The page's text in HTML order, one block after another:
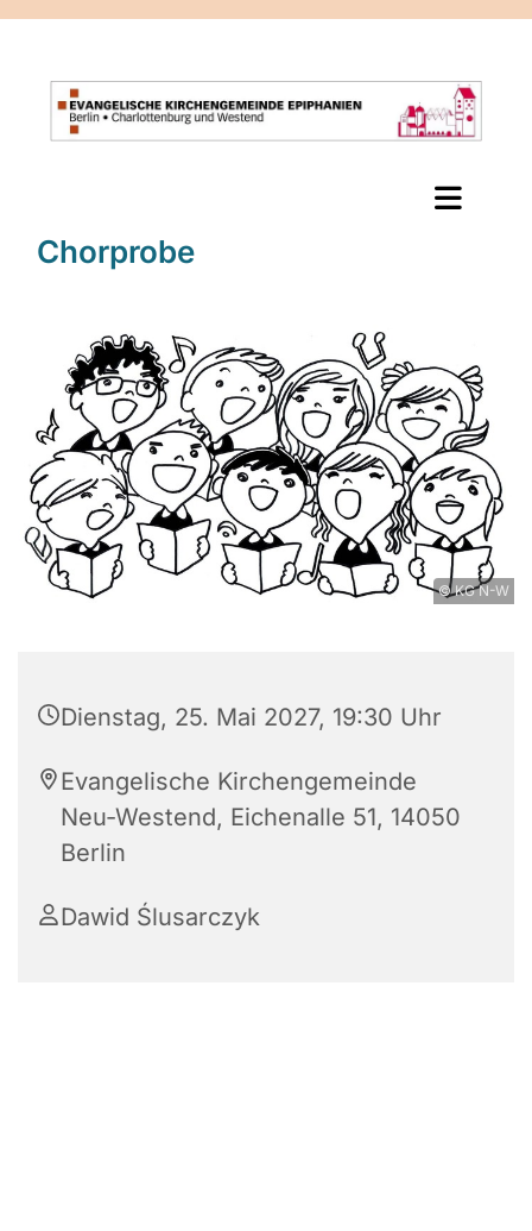
Chorprobe
© KG N-W
Dienstag, 25. Mai 2027, 19:30 Uhr
Evangelische Kirchengemeinde
Neu-Westend, Eichenalle 51, 14050
Berlin
Dawid Ślusarczyk